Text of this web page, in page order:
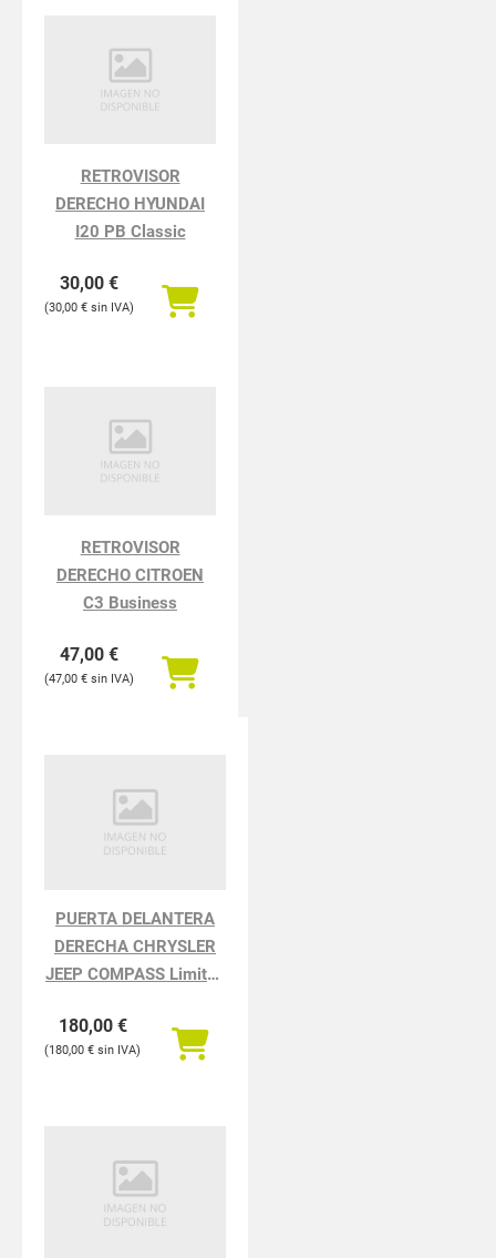
RETROVISOR
DERECHO HYUNDAI
I20 PB Classic
30,00 €
30,00 €
RETROVISOR
DERECHO CITROEN
C3 Business
47,00 €
47,00 €
PUERTA DELANTERA
DERECHA CHRYSLER
JEEP COMPASS Limited
180,00 €
180,00 €